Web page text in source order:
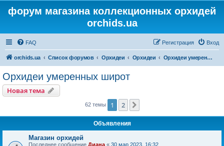
форум магазина коллекционных орхидей
orchids.ua
FAQ Вход
Регистрация
orchids.ua Список форумов Орхидеи Орхидеи Орхидеи умеренных широт
Орхидеи умеренных широт
Новая тема
62 темы 1 2
Объявления
Магазин орхидей
Последнее сообщение Диана « 30 мар 2023, 16:32